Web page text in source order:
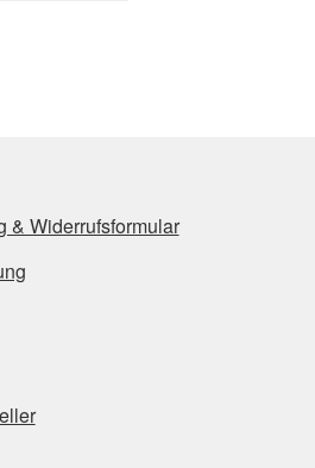
& Widerrufsformular